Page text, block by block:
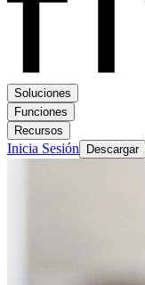
Soluciones
Funciones
Recursos
Inicia Sesión Descargar